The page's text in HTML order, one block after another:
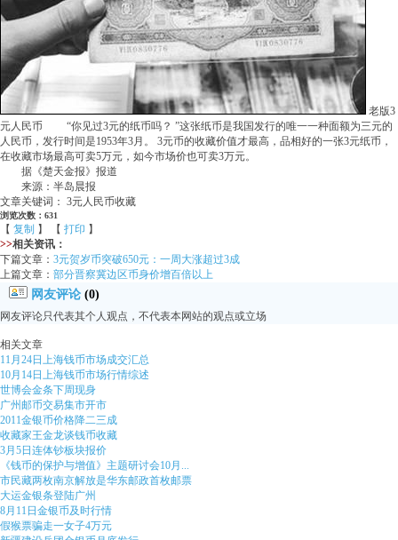
老版3
元人民币 “你见过3元的纸币吗？ ”这张纸币是我国发行的唯一一种面额为三元的
人民币，发行时间是1953年3月。 3元币的收藏价值才最高，品相好的一张3元纸币，
在收藏市场最高可卖5万元，如今市场价也可卖3万元。
据《楚天金报》报道
来源：半岛晨报
文章关键词： 3元人民币收藏
浏览次数：631
【 复制 】 【 打印 】
>>相关资讯：
下篇文章： 3元贺岁币突破650元：一周大涨超过3成
上篇文章： 部分晋察冀边区币身价增百倍以上
网友评论 (0)
网友评论只代表其个人观点，不代表本网站的观点或立场
相关文章
11月24日上海钱币市场成交汇总
10月14日上海钱币市场行情综述
世博会金条下周现身
广州邮币交易集市开市
2011金银币价格降二三成
收藏家王金龙谈钱币收藏
3月5日连体钞板块报价
《钱币的保护与增值》主题研讨会10月...
市民藏两枚南京解放是华东邮政首枚邮票
大运金银条登陆广州
8月11日金银币及时行情
假猴票骗走一女子4万元